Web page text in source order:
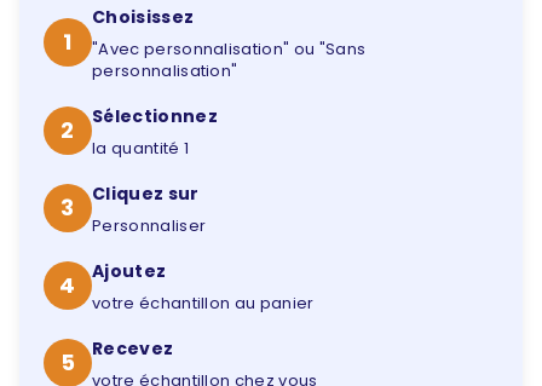
1
Choisissez
"Avec personnalisation" ou "Sans
personnalisation"
2 Sélectionnez
la quantité 1
3 Cliquez sur
Personnaliser
4 Ajoutez
votre échantillon au panier
5 Recevez
votre échantillon chez vous